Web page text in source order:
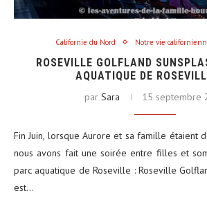
Californie du Nord Notre vie
ROSEVILLE GOLFLAND
AQUATIQUE DE
par Sara 15 septembre
Fin Juin, lorsque Aurore et sa famille étaient
nous avons fait une soirée entre filles et
parc aquatique de Roseville : Roseville
est…